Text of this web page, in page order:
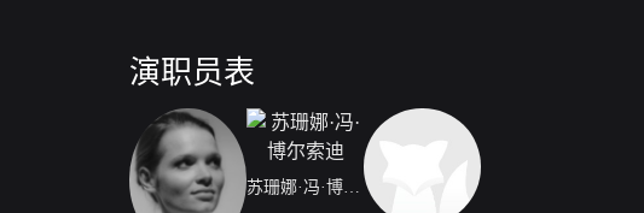
演职员表
苏珊娜·冯·博尔索迪